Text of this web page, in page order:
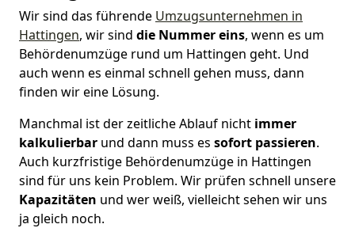
Wir sind das führende Umzugsunternehmen in
Hattingen, wir sind die Nummer eins, wenn es um
Behördenumzüge rund um Hattingen geht. Und
auch wenn es einmal schnell gehen muss, dann
finden wir eine Lösung.
Manchmal ist der zeitliche Ablauf nicht immer
kalkulierbar und dann muss es sofort passieren.
Auch kurzfristige Behördenumzüge in Hattingen
sind für uns kein Problem. Wir prüfen schnell unsere
Kapazitäten und wer weiß, vielleicht sehen wir uns
ja gleich noch.